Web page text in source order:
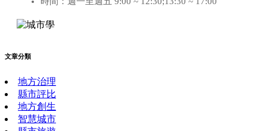
文章分類
地方治理
縣市評比
地方創生
智慧城市